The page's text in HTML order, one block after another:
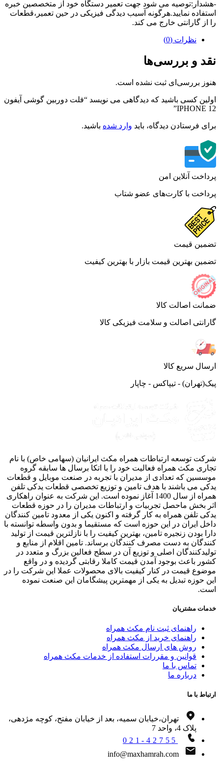
می شود جهت تعمیر دستگاه خود از متخصصین خبره
نمایید.هرگونه آسیب دیدگی فیزیکی در حین تعمیر،قطعات
گارانتی خارج می کند.
نظرات (0)
و بررسی‌ها
بررسی‌ای ثبت نشده است.
کسی باشید که دیدگاهی می نویسد “فلت دوربین گوشی آیفون
IPHONE
فرستادن دیدگاه، باید وارد شدهباشید.
آنلاین امن
با کارت‌های عضو شتاب
قیمت
بهترین قیمت بازار با بهترین کیفیت
اصالت کالا
اصالت و سلامت فیزیکی کالا
سریع کالا
- تیپاکس - چاپار
توسعه ارتباطات همراه مکث ایرانیان (سهامی خاص) با نام
مکث همراه فعالیت خود را با اتکا برسال ها سابقه گروه
که تعدادی از مدیران با تجربه در صنعت موبایل و قطعات
می باشند با هدف تامین و توزیع تخصصی قطعات یدکی تلفن
همراه از سال 1400 آغاز نموده است. این شرکت به عنوان راهکاری
بخش ماحصل تجربیات و ارتباطات مدیران را در حوزه قطعات
تلفن همراه به کار گرفته و اکنون یکی از معدود تامین کنندگان
ایران در این حوزه است که مستقیما و بدون واسطه توانسته با
بودن زنجیره تامین، بهترین کیفیت را با نازلترین قیمت از تولید
به دست مصرف کنندگان برساند. تامین اقلام از منابع و
اصلی و توزیع آن در سطح فعالین بزرگ و متعدد در
باعث بوجود آمدن قیمت کاملا رقابتی گردیده و در واقع
قیمت در کنار کیفیت بالای محصولات عملا این شرکت را در
حوزه تبدیل به یکی از مهمترین پیشگامان این صنعت نموده
مشتریان
راهنمای ثبت نام مکث همراه
راهنمای خرید از مکث همراه
روش های ارسال مکث همراه
قوانین و مقررات استفاده از خدمات مکث همراه
تماس با ما
درباره ما
با ما
تهران،خیابان سمیه، بعد از خیابان مفتح، کوچه مژدهی،
پلاک 4، واحد 7
021-42755
info@maxhamrah.com